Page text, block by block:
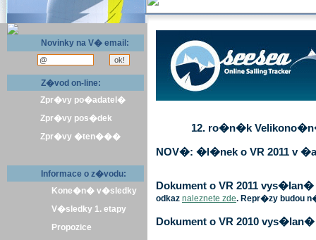
Novinky na V� email:
Z�vod on-line:
Zpr�vy po�adatel�
Zpr�vy pos�dek
Zpr�vy �ten���
Informace o z�vodu:
Kone�n� v�sledky
V�sledky 1. etapy
Propozice
12. ro�n�k
NOV�: �l�nek o VR 2011 v
Dokument o VR 2011
odkaz naleznete zde. Repr�zy budou
Dokument o VR 2010